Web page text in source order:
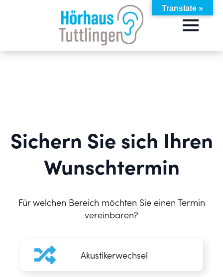
Sichern Sie sich Ihren
Wunschtermin
Für welchen Bereich möchten Sie einen Termin
vereinbaren?
Akustikerwechsel
Translate »